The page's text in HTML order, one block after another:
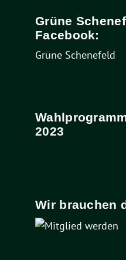
Grüne
Facebook:
Grüne Schenefeld
2023
Wir brauchen